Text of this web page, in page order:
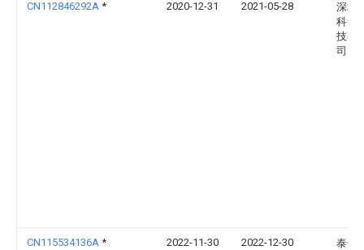
CN112846292A * 2020-12-31 2021-05-28
深圳
科华
技有
司
CN115534136A * 2022-11-30 2022-12-30
泰州